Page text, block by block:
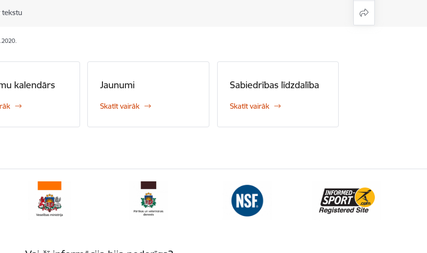
tekstu
kalendārs Jaunumi
Skatīt vairāk
Sabiedrības līdzdalība
Skatīt vairāk